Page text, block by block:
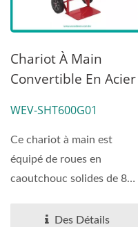
Chariot À Main
Convertible En Acier
De 600 Lbs | Service
Client Fournisseur De
Chariots À Main
WEV-SHT600G01
Ce chariot à main est
équipé de roues en
caoutchouc solides de 8
Des Détails